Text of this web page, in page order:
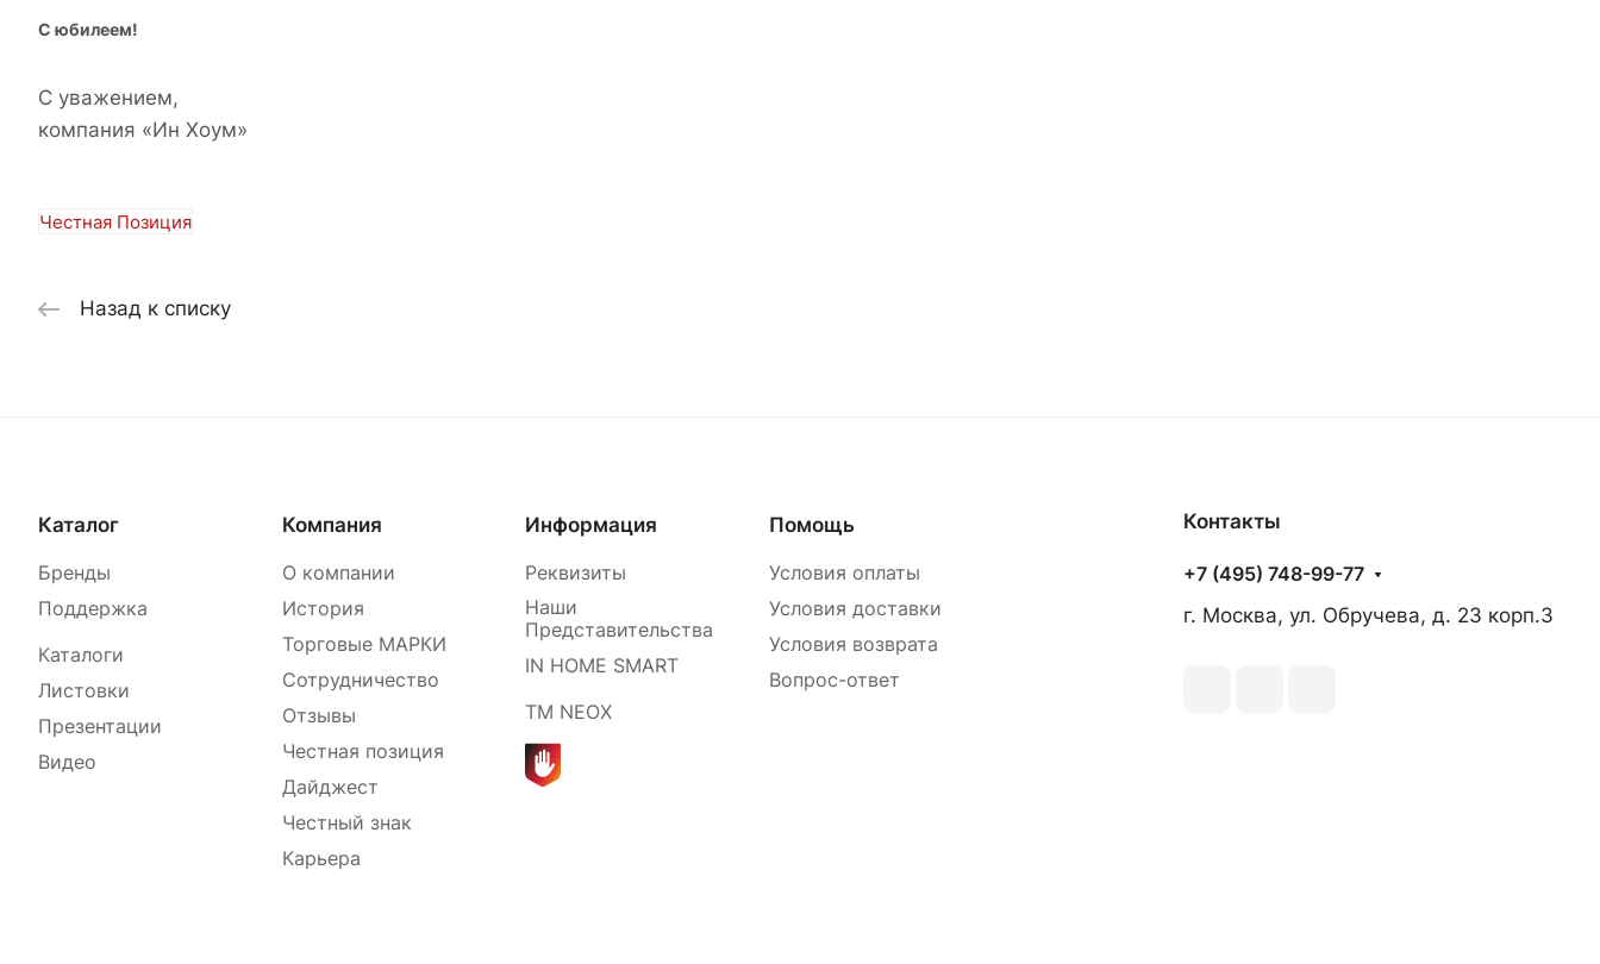
С юбилеем!
С уважением,
компания «Ин Хоум»
Честная Позиция
Назад к списку
Каталог
Бренды
Поддержка
Каталоги
Листовки
Презентации
Видео
Компания
О компании
История
Торговые МАРКИ
Сотрудничество
Отзывы
Честная позиция
Дайджест
Честный знак
Карьера
Информация
Реквизиты
Наши
Представительства
IN HOME SMART
ТМ NEOX
Помощь
Условия оплаты
Условия доставки
Условия возврата
Вопрос-ответ
Контакты
+7 (495) 748-99-77
г. Москва, ул. Обручева, д. 23 корп.3